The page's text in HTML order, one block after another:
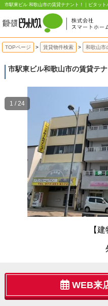
市駅東ビル 和歌山市の賃貸テナント！｜ピタッ
TOPページ 賃貸物件検索 和歌山市
市駅東ビル和歌山市の賃貸テ
【
1 / 24
WEB来